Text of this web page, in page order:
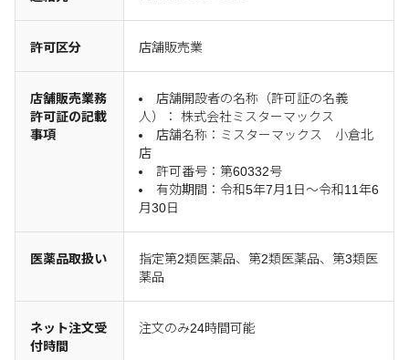
許可区分 店舗販売業
店舗販売業務
許可証の記載
事項
店舗開設者の名称（許可証の名義
人）： 株式会社ミスターマックス
店舗名称：ミスターマックス 小倉北
店
許可番号：第60332号
有効期間：令和5年7月1日～令和11年6
月30日
医薬品取扱い
指定第2類医薬品、第2類医薬品、第3類医
薬品
ネット注文受
付時間
注文のみ24時間可能